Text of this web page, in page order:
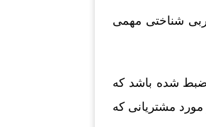
شناختی مهمی
ضبط شده باشد که
مشتریانی که